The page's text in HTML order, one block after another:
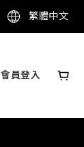
繁體中文
會員登入